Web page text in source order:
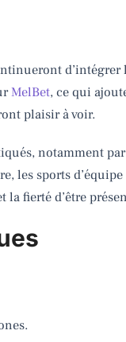
d’intégrer
MelBet, ce qui
plaisir à voir.
notamment
les sports
fierté d’être